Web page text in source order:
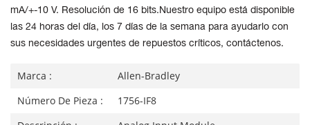
mA/+-10 V. Resolución de 16 bits. Nuestro equipo está disponible
las 24 horas del día, los 7 días de la semana para ayudarlo con
sus necesidades urgentes de repuestos críticos, contáctenos.
Marca :
Allen-Bradley
Número De Pieza :
1756-IF8